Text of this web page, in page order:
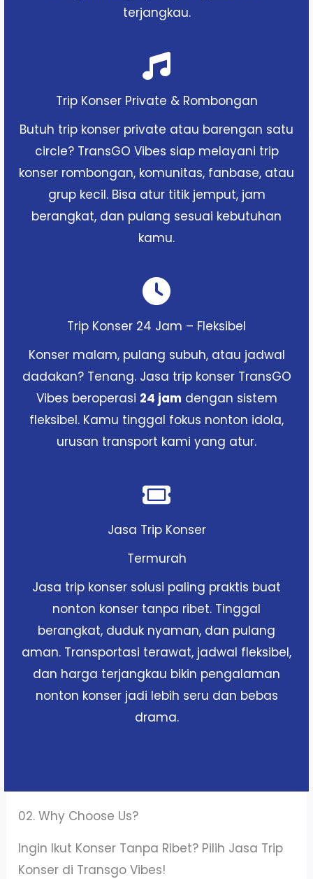
terjangkau.
Trip Konser Private & Rombongan
Butuh trip konser private atau barengan satu
circle? TransGO Vibes siap melayani trip
konser rombongan, komunitas, fanbase, atau
grup kecil. Bisa atur titik jemput, jam
berangkat, dan pulang sesuai kebutuhan
kamu.
Trip Konser 24 Jam – Fleksibel
Konser malam, pulang subuh, atau jadwal
dadakan? Tenang. Jasa trip konser TransGO
Vibes beroperasi 24 jam dengan sistem
fleksibel. Kamu tinggal fokus nonton idola,
urusan transport kami yang atur.
Jasa Trip Konser
Termurah
Jasa trip konser solusi paling praktis buat
nonton konser tanpa ribet. Tinggal
berangkat, duduk nyaman, dan pulang
aman. Transportasi terawat, jadwal fleksibel,
dan harga terjangkau bikin pengalaman
nonton konser jadi lebih seru dan bebas
drama.
02. Why Choose Us?
Ingin Ikut Konser Tanpa Ribet? Pilih Jasa Trip
Konser di Transgo Vibes!